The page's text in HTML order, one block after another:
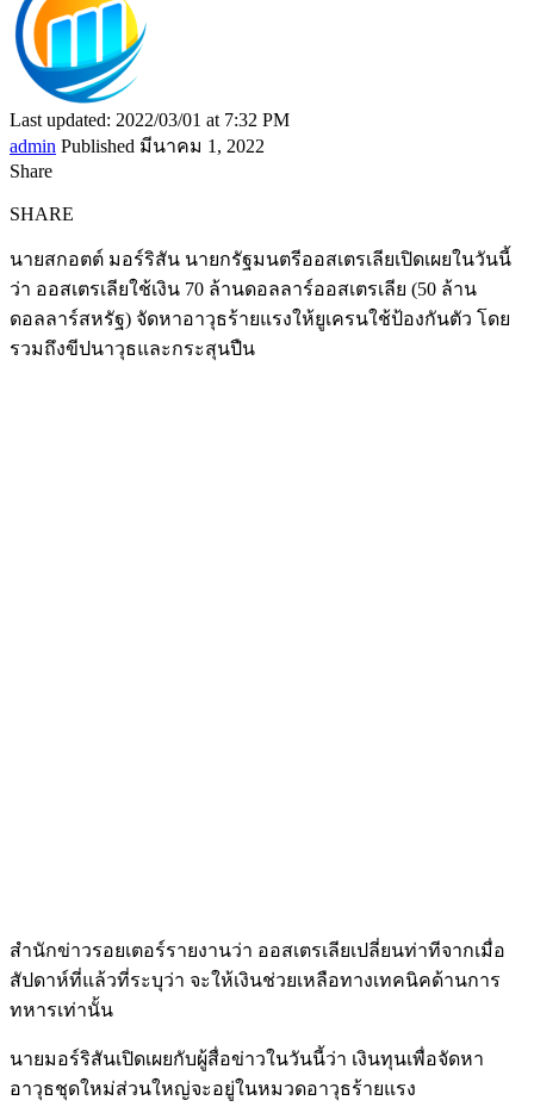
Last updated: 2022/03/01 at 7:32 PM
admin Published มีนาคม 1, 2022
Share
SHARE
นายสกอตต์ มอร์ริสัน นายกรัฐมนตรีออสเตรเลียเปิดเผยในวันนี้
ว่า ออสเตรเลียใช้เงิน 70 ล้านดอลลาร์ออสเตรเลีย (50 ล้าน
ดอลลาร์สหรัฐ) จัดหาอาวุธร้ายแรงให้ยูเครนใช้ป้องกันตัว โดย
รวมถึงขีปนาวุธและกระสุนปืน
สำนักข่าวรอยเตอร์รายงานว่า ออสเตรเลียเปลี่ยนท่าทีจากเมื่อ
สัปดาห์ที่แล้วที่ระบุว่า จะให้เงินช่วยเหลือทางเทคนิคด้านการ
ทหารเท่านั้น
นายมอร์ริสันเปิดเผยกับผู้สื่อข่าวในวันนี้ว่า เงินทุนเพื่อจัดหา
อาวุธชุดใหม่ส่วนใหญ่จะอยู่ในหมวดอาวุธร้ายแรง